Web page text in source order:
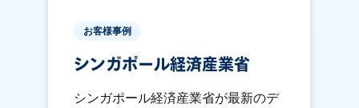
お客様事例
シンガポール経済産業省
シンガポール経済産業省が最新のデ